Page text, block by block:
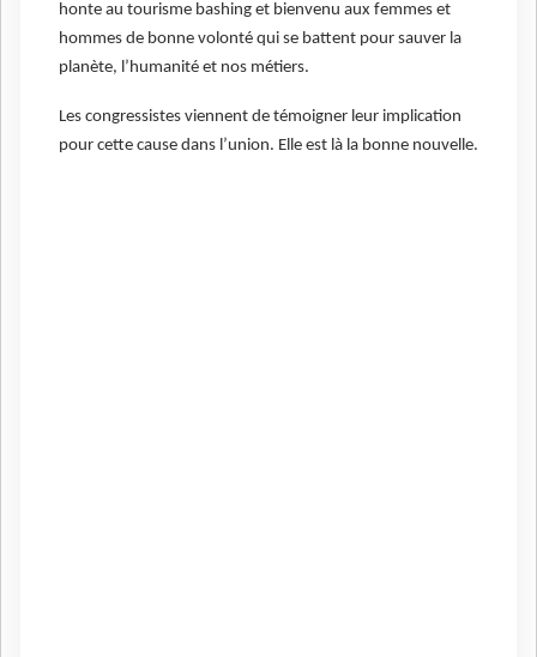
honte au tourisme bashing et bienvenu aux femmes et
hommes de bonne volonté qui se battent pour sauver la
planète, l’humanité et nos métiers.
Les congressistes viennent de témoigner leur implication
pour cette cause dans l’union. Elle est là la bonne nouvelle.